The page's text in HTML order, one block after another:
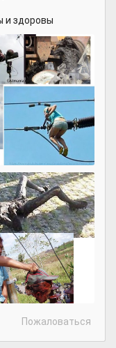
и здоровы
Пожаловаться